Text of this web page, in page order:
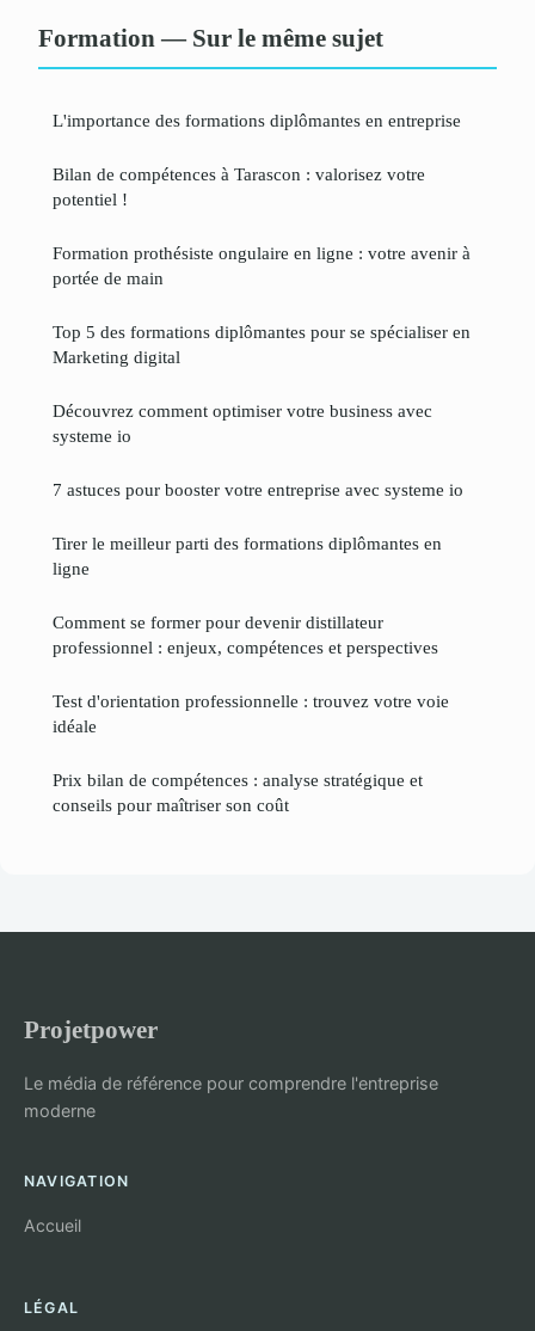
Formation — Sur le même sujet
L'importance des formations diplômantes en entreprise
Bilan de compétences à Tarascon : valorisez votre
potentiel !
Formation prothésiste ongulaire en ligne : votre avenir à
portée de main
Top 5 des formations diplômantes pour se spécialiser en
Marketing digital
Découvrez comment optimiser votre business avec
systeme io
7 astuces pour booster votre entreprise avec systeme io
Tirer le meilleur parti des formations diplômantes en
ligne
Comment se former pour devenir distillateur
professionnel : enjeux, compétences et perspectives
Test d'orientation professionnelle : trouvez votre voie
idéale
Prix bilan de compétences : analyse stratégique et
conseils pour maîtriser son coût
Projetpower
Le média de référence pour comprendre l'entreprise
moderne
NAVIGATION
Accueil
LÉGAL